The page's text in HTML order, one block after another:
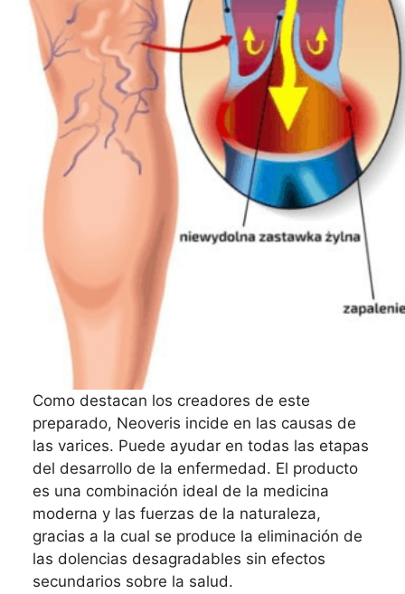
Como destacan los creadores de este
preparado, Neoveris incide en las causas de
las varices. Puede ayudar en todas las etapas
del desarrollo de la enfermedad. El producto
es una combinación ideal de la medicina
moderna y las fuerzas de la naturaleza,
gracias a la cual se produce la eliminación de
las dolencias desagradables sin efectos
secundarios sobre la salud.